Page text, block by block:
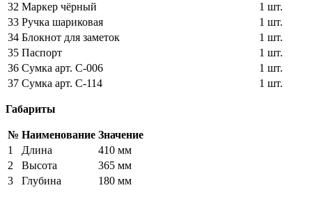
32 Маркер чёрный
1 шт.
33 Ручка шариковая
1 шт.
34 Блокнот для заметок
1 шт.
35 Паспорт
1 шт.
36 Сумка арт. С-006
1 шт.
37 Сумка арт. С-114 1 шт.
Габариты
№ Наименование Значение
1
Длина
410 мм
2
Высота
365 мм
3
Глубина 180 мм